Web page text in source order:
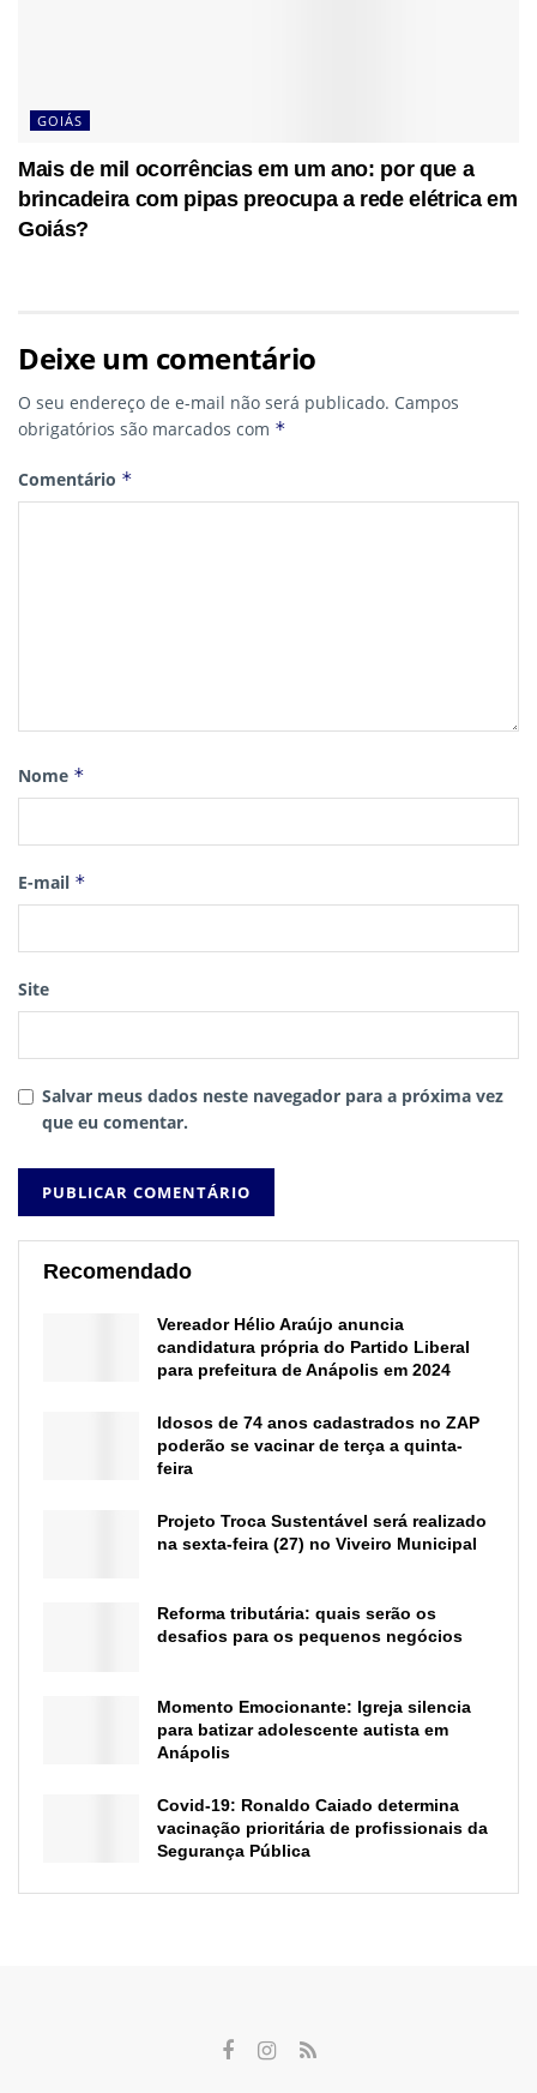
GOIÁS
Mais de mil ocorrências em um ano: por que a
brincadeira com pipas preocupa a rede elétrica em
Goiás?
Deixe um comentário
O seu endereço de e-mail não será publicado. Campos
obrigatórios são marcados com *
Comentário *
Nome *
E-mail *
Site
Salvar meus dados neste navegador para a próxima vez
que eu comentar.
Recomendado
Vereador Hélio Araújo anuncia
candidatura própria do Partido Liberal
para prefeitura de Anápolis em 2024
Idosos de 74 anos cadastrados no ZAP
poderão se vacinar de terça a quinta-
feira
Projeto Troca Sustentável será realizado
na sexta-feira (27) no Viveiro Municipal
Reforma tributária: quais serão os
desafios para os pequenos negócios
Momento Emocionante: Igreja silencia
para batizar adolescente autista em
Anápolis
Covid-19: Ronaldo Caiado determina
vacinação prioritária de profissionais da
Segurança Pública